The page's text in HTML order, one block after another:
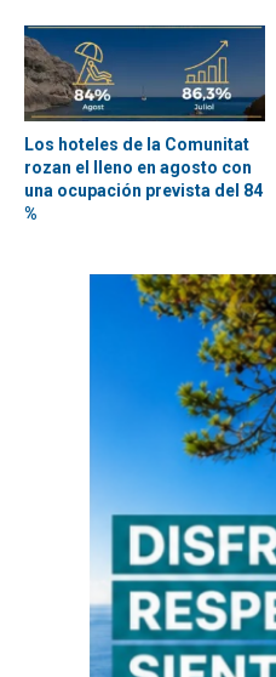
Los hoteles de la Comunitat
rozan el lleno en agosto con
una ocupación prevista del 84
%